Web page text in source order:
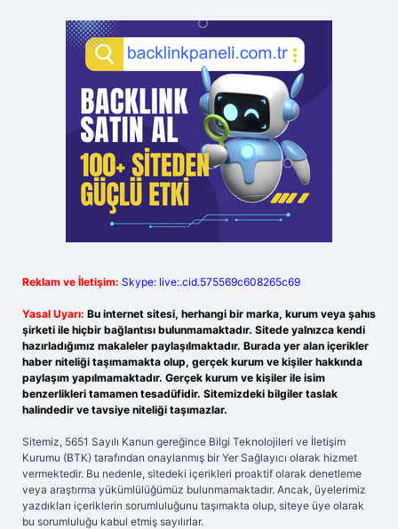
Reklam ve İletişim: Skype: live:.cid.575569c608265c69
Yasal Uyarı: Bu internet sitesi, herhangi bir marka, kurum veya şahıs
şirketi ile hiçbir bağlantısı bulunmamaktadır. Sitede yalnızca kendi
hazırladığımız makaleler paylaşılmaktadır. Burada yer alan içerikler
haber niteliği taşımamakta olup, gerçek kurum ve kişiler hakkında
paylaşım yapılmamaktadır. Gerçek kurum ve kişiler ile isim
benzerlikleri tamamen tesadüfidir. Sitemizdeki bilgiler taslak
halindedir ve tavsiye niteliği taşımazlar.
Sitemiz, 5651 Sayılı Kanun gereğince Bilgi Teknolojileri ve İletişim
Kurumu (BTK) tarafından onaylanmış bir Yer Sağlayıcı olarak hizmet
vermektedir. Bu nedenle, sitedeki içerikleri proaktif olarak denetleme
veya araştırma yükümlülüğümüz bulunmamaktadır. Ancak, üyelerimiz
yazdıkları içeriklerin sorumluluğunu taşımakta olup, siteye üye olarak
bu sorumluluğu kabul etmiş sayılırlar.